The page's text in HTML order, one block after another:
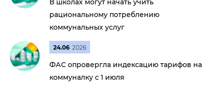
В школах могут начать учить
рациональному потреблению
коммунальных услуг
24.06 2026
ФАС опровергла индексацию тарифов на
коммуналку с 1 июля